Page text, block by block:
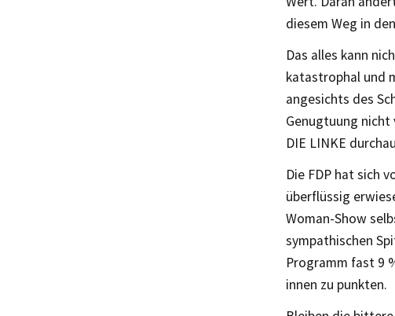
diesem Weg in
Das alles kann
katastrophal und
angesichts des
Genugtuung nicht
DIE LINKE
Die FDP hat sich
überflüssig
Woman-Show
sympathischen
Programm fast 9
innen zu punkten.